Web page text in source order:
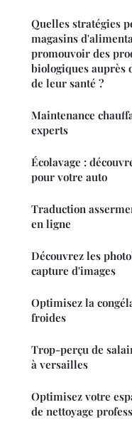
Quelles stratégies
magasins
promouvoir des
biologiques auprès
de leur santé ?
Maintenance
experts
Écolavage :
pour votre auto
Traduction
en ligne
Découvrez les
capture d'images
Optimisez la
froides
Trop-perçu de
à versailles
Optimisez votre
de nettoyage